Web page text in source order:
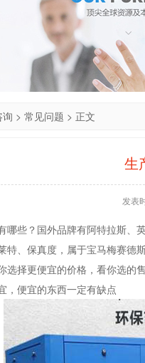
> 常见问题 > 正文
生
发表
哪些？国外品牌有阿特拉斯、
特、保真度，属于宝马梅赛德
选择更便宜的价格，看你选的
，便宜的东西一定有缺点